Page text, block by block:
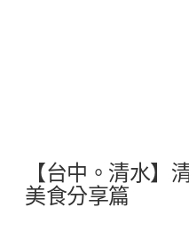
【台中。清水】
美食分享篇